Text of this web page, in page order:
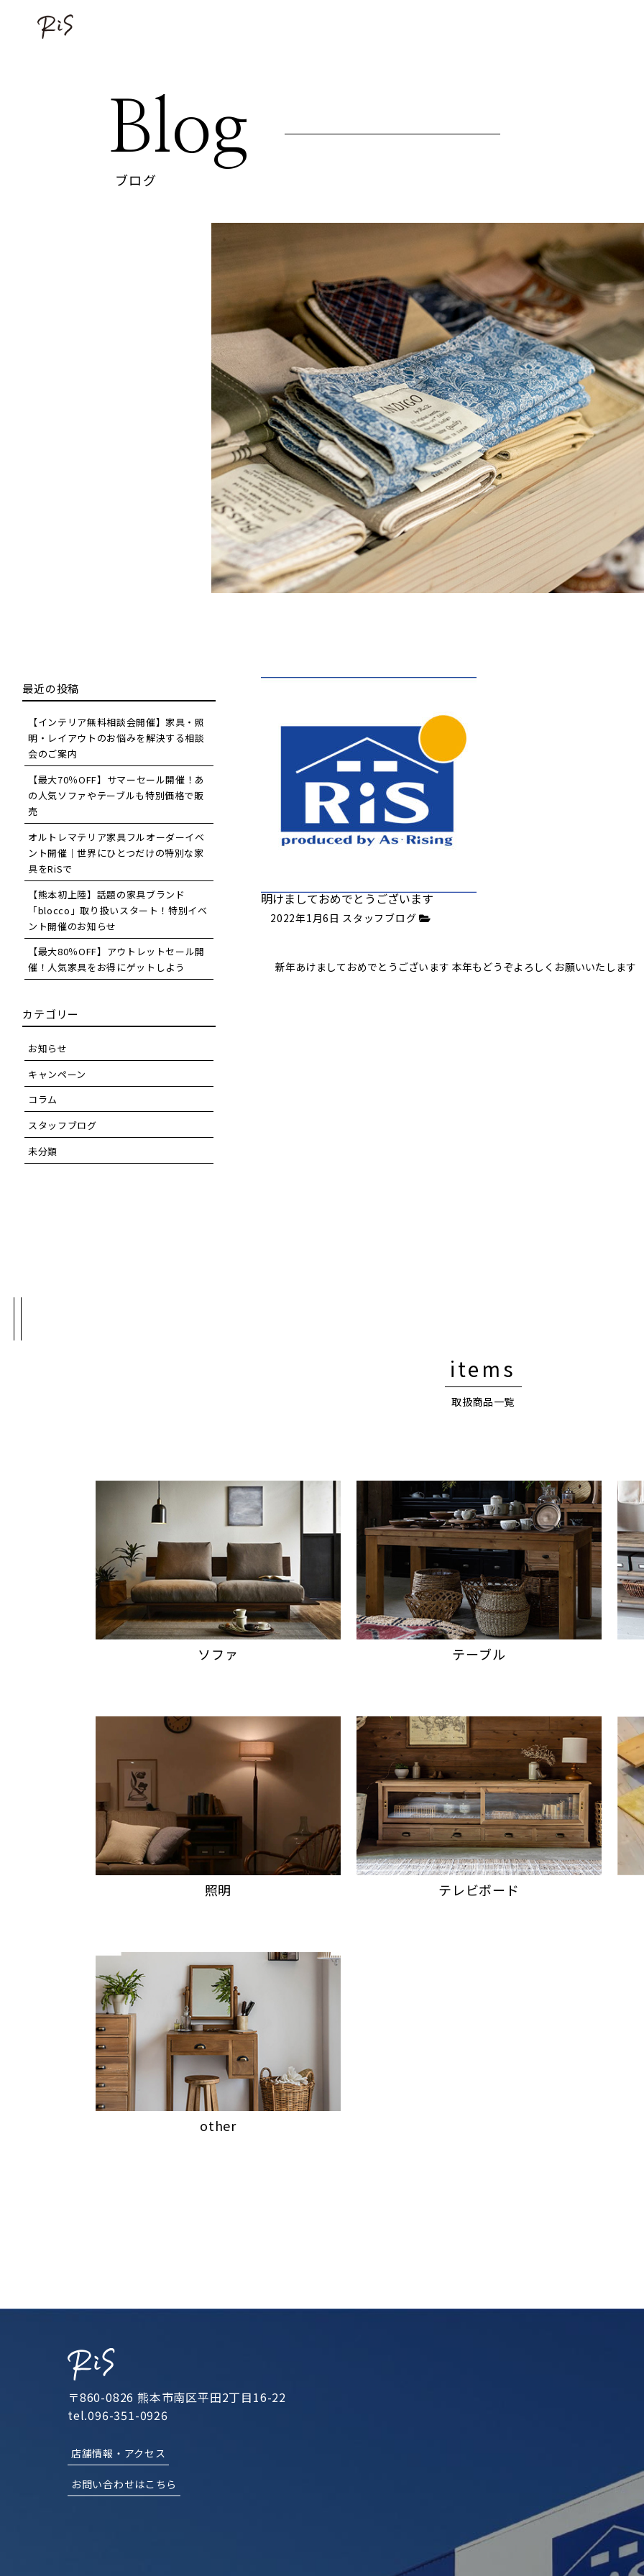
Blog
ブログ
明けましておめでとうございます
2022年1月6日 スタッフブログ
新年あけましておめでとうございます 本年もどうぞよろしくお願いいたし
最近の投稿
【インテリア無料相談会開催】家具・照
明・レイアウトのお悩みを解決する相談
会のご案内
【最大70％OFF】サマーセール開催！あ
の人気ソファやテーブルも特別価格で販
売
オルトレマテリア家具フルオーダーイベ
ント開催｜世界にひとつだけの特別な家
具をRiSで
【熊本初上陸】話題の家具ブランド
「blocco」取り扱いスタート！特別イベ
ント開催のお知らせ
【最大80％OFF】アウトレットセール開
催！人気家具をお得にゲットしよう
カテゴリー
お知らせ
キャンペーン
コラム
スタッフブログ
未分類
items
取扱商品一覧
ソファ テーブル
照明 テレビボード
other
〒860-0826 熊本市南区平田2丁目16-22
tel.096-351-0926
店舗情報・アクセス
お問い合わせはこちら